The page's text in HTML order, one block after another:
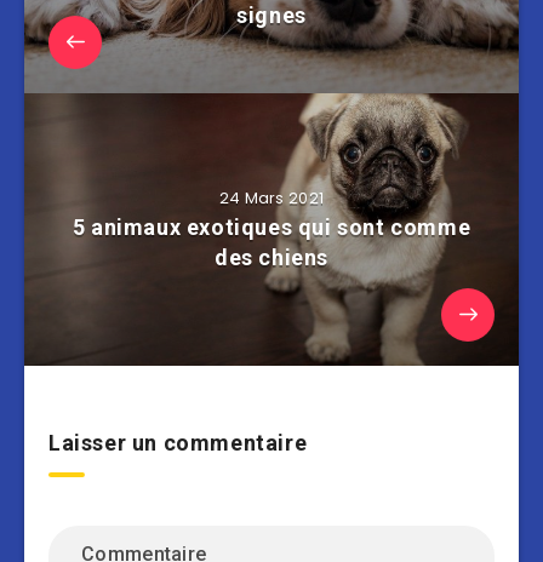
signes
24 Mars 2021
5 animaux exotiques qui sont comme
des chiens
Laisser un commentaire